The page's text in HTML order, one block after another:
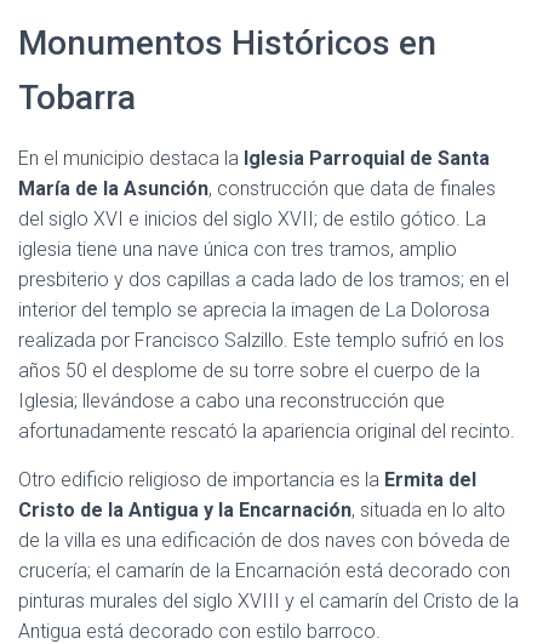
Monumentos Históricos en
Tobarra
En el municipio destaca la Iglesia Parroquial de Santa
María de la Asunción, construcción que data de finales
del siglo XVI e inicios del siglo XVII; de estilo gótico. La
iglesia tiene una nave única con tres tramos, amplio
presbiterio y dos capillas a cada lado de los tramos; en el
interior del templo se aprecia la imagen de La Dolorosa
realizada por Francisco Salzillo. Este templo sufrió en los
años 50 el desplome de su torre sobre el cuerpo de la
Iglesia; llevándose a cabo una reconstrucción que
afortunadamente rescató la apariencia original del recinto.
Otro edificio religioso de importancia es la Ermita del
Cristo de la Antigua y la Encarnación, situada en lo alto
de la villa es una edificación de dos naves con bóveda de
crucería; el camarín de la Encarnación está decorado con
pinturas murales del siglo XVIII y el camarín del Cristo de la
Antigua está decorado con estilo barroco.